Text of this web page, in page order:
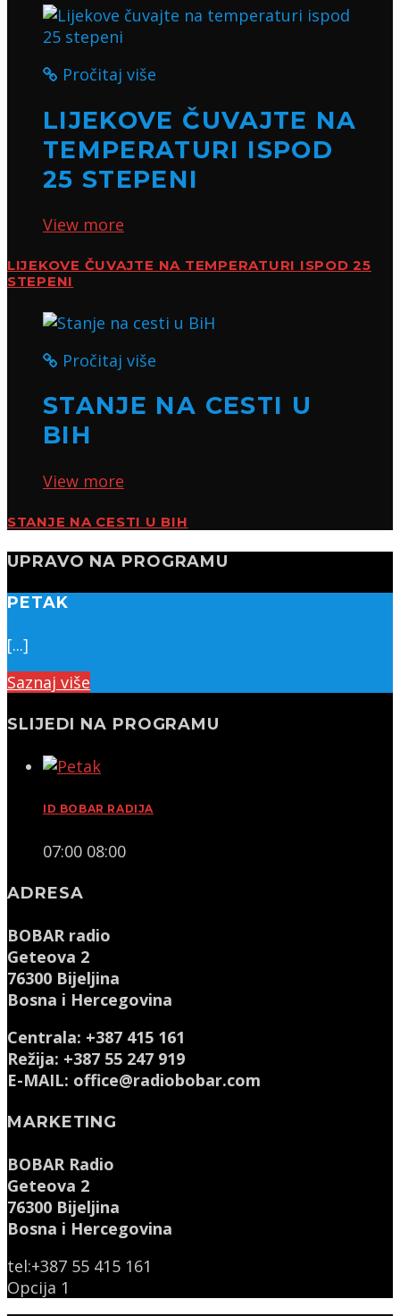
Pročitaj više
LIJEKOVE ČUVAJTE NA
TEMPERATURI ISPOD
25 STEPENI
View more
LIJEKOVE ČUVAJTE NA TEMPERATURI ISPOD 25
STEPENI
Pročitaj više
STANJE NA CESTI U
BIH
View more
STANJE NA CESTI U BIH
UPRAVO NA PROGRAMU
PETAK
[...]
Saznaj više
SLIJEDI NA PROGRAMU
ID BOBAR RADIJA
07:00 08:00
ADRESA
BOBAR radio
Geteova 2
76300 Bijeljina
Bosna i Hercegovina
Centrala: +387 415 161
Režija: +387 55 247 919
E-MAIL: office@radiobobar.com
MARKETING
BOBAR Radio
Geteova 2
76300 Bijeljina
Bosna i Hercegovina
tel:+387 55 415 161
Opcija 1